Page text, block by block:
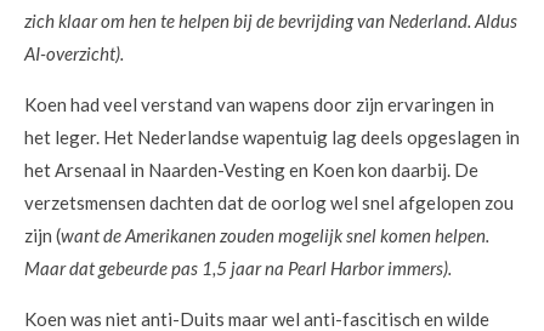
zich klaar om hen te helpen bij de bevrijding van Nederland. Aldus
AI-overzicht).
Koen had veel verstand van wapens door zijn ervaringen in
het leger. Het Nederlandse wapentuig lag deels opgeslagen in
het Arsenaal in Naarden-Vesting en Koen kon daarbij. De
verzetsmensen dachten dat de oorlog wel snel afgelopen zou
zijn (want de Amerikanen zouden mogelijk snel komen helpen.
Maar dat gebeurde pas 1,5 jaar na Pearl Harbor immers).
Koen was niet anti-Duits maar wel anti-fascitisch en wilde